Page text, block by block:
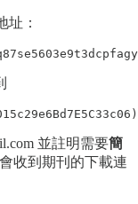
址：
並註明需要簡
收到期刊的下載連